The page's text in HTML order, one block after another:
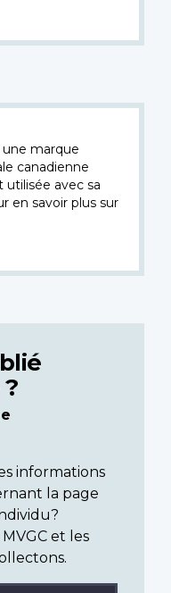
une marque
canadienne
utilisée avec sa
en savoir plus sur
informations
la page
et les